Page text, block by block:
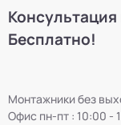
Бесплатно!
Монтажники без
Офис пн-пт : 10:00 -